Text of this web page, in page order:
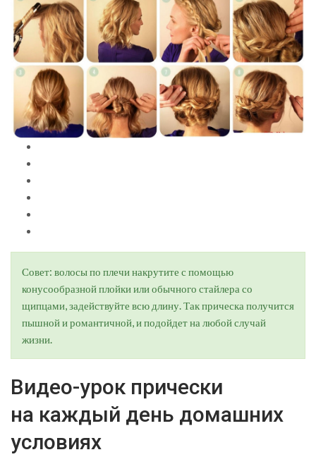
Совет: волосы по плечи накрутите с помощью
конусообразной плойки или обычного стайлера со
щипцами, задействуйте всю длину. Так прическа получится
пышной и романтичной, и подойдет на любой случай
жизни.
Видео-урок прически
на каждый день домашних
условиях